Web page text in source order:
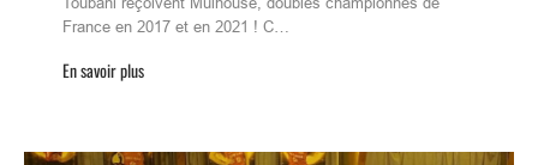
France en 2017 et en 2021 ! C…
En savoir plus